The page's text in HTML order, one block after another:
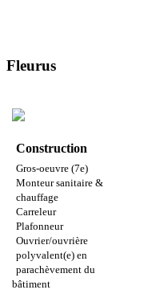
Fleurus
Construction
Gros-oeuvre (7e)
Monteur sanitaire &
chauffage
Carreleur
Plafonneur
Ouvrier/ouvrière
polyvalent(e) en
parachèvement du
bâtiment